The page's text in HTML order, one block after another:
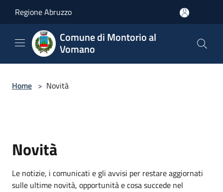
Regione Abruzzo
Comune di Montorio al
Vomano
Home > Novità
Novità
Le notizie, i comunicati e gli avvisi per restare aggiornati
sulle ultime novità, opportunità e cosa succede nel